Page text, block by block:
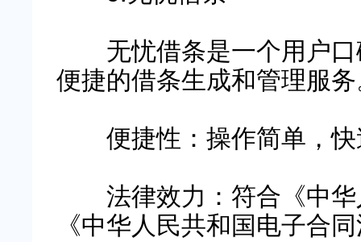
无忧借条是一个用户口
便捷的借条生成和管理服
便捷性：操作简单，快
法律效力：符合《中华
《中华人民共和国电子合